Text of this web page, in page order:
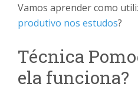
Vamos aprender como
produtivo nos estudos?
Técnica
ela funciona?